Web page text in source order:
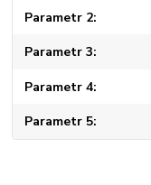
Parametr 2
Parametr 3
Parametr 4
Parametr 5